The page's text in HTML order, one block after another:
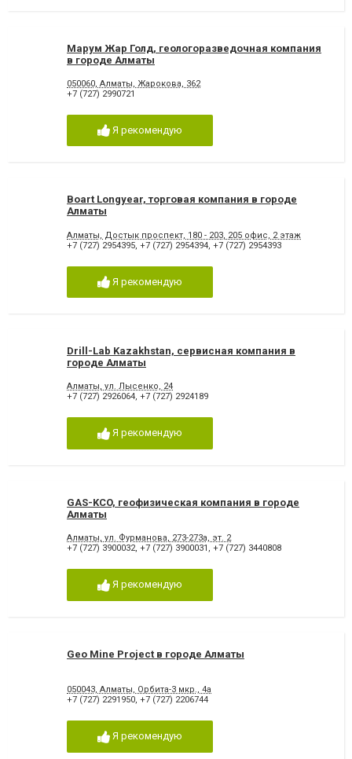
Марум Жар Голд, геологоразведочная компания
в городе Алматы
050060, Алматы, Жарокова, 362
+7 (727) 2990721
Я рекомендую
Boart Longyear, торговая компания в городе
Алматы
Алматы, Достык проспект, 180 - 203, 205 офис, 2 этаж
+7 (727) 2954395, +7 (727) 2954394, +7 (727) 2954393
Я рекомендую
Drill-Lab Kazakhstan, сервисная компания в
городе Алматы
Алматы, ул. Лысенко, 24
+7 (727) 2926064, +7 (727) 2924189
Я рекомендую
GAS-KCO, геофизическая компания в городе
Алматы
Алматы, ул. Фурманова, 273-273а, эт. 2
+7 (727) 3900032, +7 (727) 3900031 , +7 (727) 3440808
Я рекомендую
Geo Mine Project в городе Алматы
050043, Алматы, Орбита-3 мкр., 4а
+7 (727) 2291950, +7 (727) 2206744
Я рекомендую